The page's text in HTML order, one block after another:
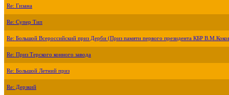
Re: Гизана
Re: Супер Тип
Re: Большой Всероссийский приз Дерби (Приз памяти первого президента КБР
Re: Приз Терского конного завода
Re: Большой Летний приз
Re: Дерзкий